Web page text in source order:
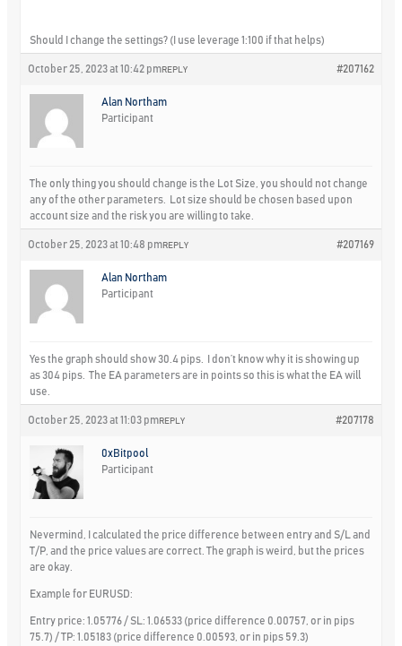
Should I change the settings? (I use leverage 1:100 if that helps)
October 25, 2023 at 10:42 pm #207162
REPLY
Alan Northam
Participant
The only thing you should change is the Lot Size, you should not change
any of the other parameters. Lot size should be chosen based upon
account size and the risk you are willing to take.
October 25, 2023 at 10:48 pm #207169
REPLY
Alan Northam
Participant
Yes the graph should show 30.4 pips. I don’t know why it is showing up
as 304 pips. The EA parameters are in points so this is what the EA will
use.
October 25, 2023 at 11:03 pm #207178
REPLY
0xBitpool
Participant
Nevermind, I calculated the price difference between entry and S/L and
T/P, and the price values are correct. The graph is weird, but the prices
are okay.
Example for EURUSD:
Entry price: 1.05776 / SL: 1.06533 (price difference 0.00757, or in pips
75.7) / TP: 1.05183 (price difference 0.00593, or in pips 59.3)